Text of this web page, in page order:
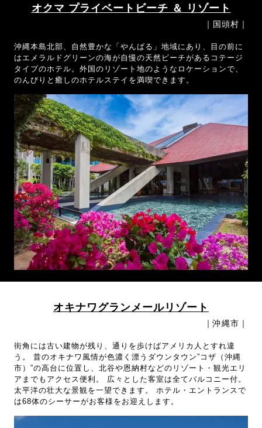
オクマ プライベートビーチ ＆ リゾート
｜国頭村｜
沖縄本島北部、自然豊かな「やんばる」地域にあり、目の前に
はエメラルドグリーンの海が自慢の天然ビーチがあるコテージ
タイプのホテル。外国のリゾート地のようなロケーションで、
のんびりと癒しのホテルステイを満喫できます。
オキナワグランメールリゾート
｜沖縄市｜
街角には古い建物が残り、通りを歩けばアメリカ人とすれ違
う。 昔のオキナワ風情が色濃く漂うダウンタウン”コザ（沖縄
市）”の高台に位置し、北谷や恩納村などのリゾート・観光エリ
アまでもアクセス便利。 広々とした客室は全てバルコニー付。
太平洋の壮大な景観を一望できます。 ホテル・エントランスで
は68体のシーサーがお客様をお迎えします。